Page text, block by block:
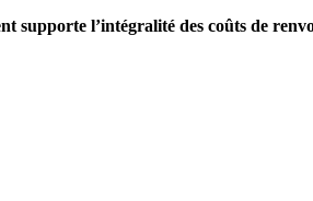
supporte l’intégralité des coûts de